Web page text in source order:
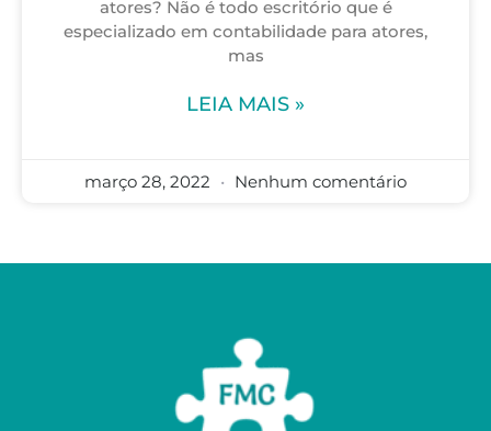
atores? Não é todo escritório que é
especializado em contabilidade para atores,
mas
LEIA MAIS »
março 28, 2022 Nenhum comentário